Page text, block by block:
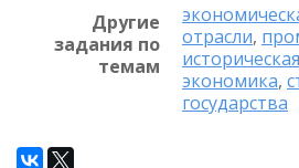
Другие
задания по
темам
отрасли,
экономика,
государства